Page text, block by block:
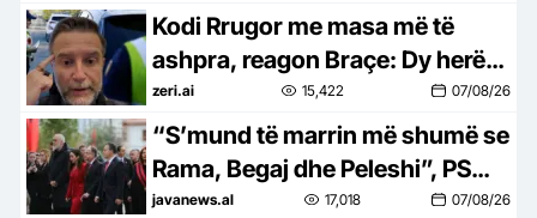
braktisim vendlindjen
Kodi Rrugor me masa më të
ashpra, reagon Braçe: Dy herë
janë boll për të vrarë…jo pasurim
për policët
zeri.ai 15,422 07/08/26
“S’mund të marrin më shumë se
Rama, Begaj dhe Peleshi”, PS
propozon rritjen e pagave të
javanews.al 17,018 07/08/26